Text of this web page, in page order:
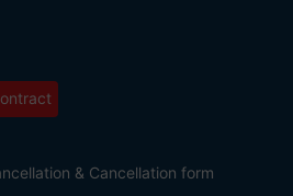
& Cancellation form